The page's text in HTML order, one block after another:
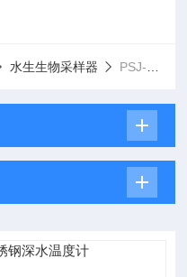
水生生物采样器 PSJ-不锈钢深水温度计